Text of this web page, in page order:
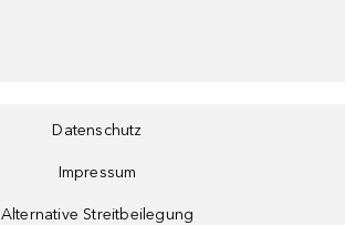
Datenschutz
Impressum
Alternative Streitbeilegung